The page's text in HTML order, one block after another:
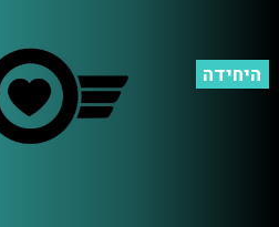
היחידה